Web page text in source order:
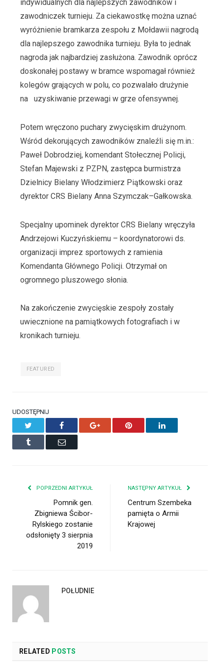
indywidualnych dla najlepszych zawodników i
zawodniczek turnieju. Za ciekawostkę można uznać
wyróżnienie bramkarza zespołu z Mołdawii nagrodą
dla najlepszego zawodnika turnieju. Była to jednak
nagroda jak najbardziej zasłużona. Zawodnik oprócz
doskonałej postawy w bramce wspomagał również
kolegów grających w polu, co pozwalało drużynie
na uzyskiwanie przewagi w grze ofensywnej.
Potem wręczono puchary zwycięskim drużynom.
Wśród dekorujących zawodników znaleźli się m.in.:
Paweł Dobrodziej, komendant Stołecznej Policji,
Stefan Majewski z PZPN, zastępca burmistrza
Dzielnicy Bielany Włodzimierz Piątkowski oraz
dyrektor CRS Bielany Anna Szymczak–Gałkowska.
Specjalny upominek dyrektor CRS Bielany wręczyła
Andrzejowi Kuczyńskiemu – koordynatorowi ds.
organizacji imprez sportowych z ramienia
Komendanta Głównego Policji. Otrzymał on
ogromnego pluszowego słonia.
Na zakończenie zwycięskie zespoły zostały
uwiecznione na pamiątkowych fotografiach i w
kronikach turnieju.
FEATURED
UDOSTĘPNIJ
Facebook Google+ Pinterest LinkedIn
Tumblr Email
POPRZEDNI ARTYKUŁ
Pomnik gen.
Zbigniewa Ścibor-
Rylskiego zostanie
odsłonięty 3 sierpnia
2019
NASTĘPNY ARTYKUŁ
Centrum Szembeka
pamięta o Armii
Krajowej
POŁUDNIE
RELATED POSTS